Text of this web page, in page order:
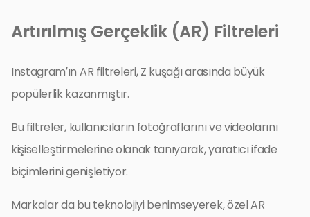
Artırılmış Gerçeklik (AR) Filtreleri
Instagram’ın AR filtreleri, Z kuşağı arasında büyük
popülerlik kazanmıştır.
Bu filtreler, kullanıcıların fotoğraflarını ve videolarını
kişiselleştirmelerine olanak tanıyarak, yaratıcı ifade
biçimlerini genişletiyor.
Markalar da bu teknolojiyi benimseyerek, özel AR